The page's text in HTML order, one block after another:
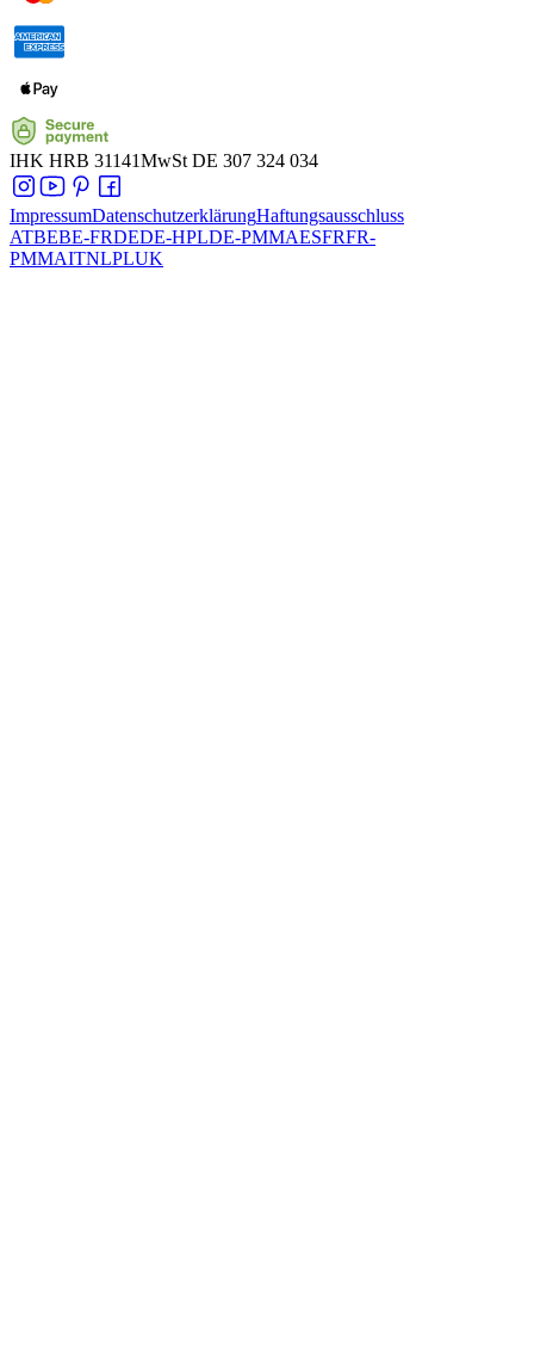
IHK HRB 31141MwSt DE 307 324 034
ImpressumDatenschutzerklärungHaftungsausschluss
ATBEBE-FRDEDE-HPLDE-PMMAESFRFR-
PMMAITNLPLUK